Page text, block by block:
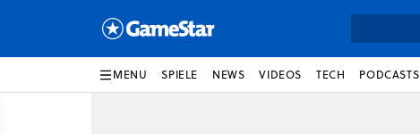
MENU SPIELE NEWS VIDEOS TECH PODCASTS